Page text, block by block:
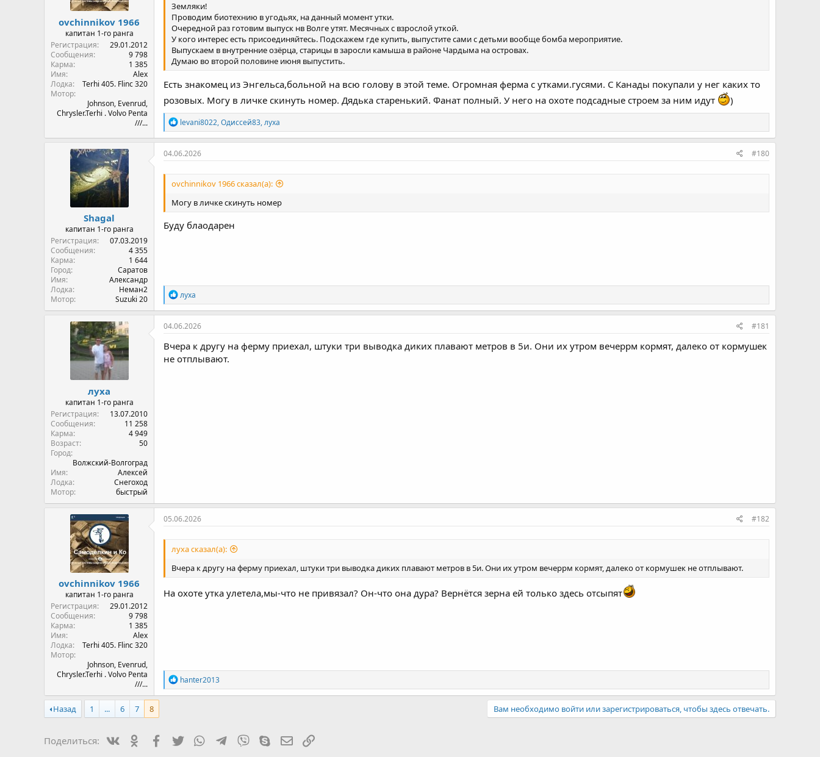
ovchinnikov 1966
капитан 1-го ранга
Регистрация
29.01.2012
Сообщения
9 798
Карма
1 385
Имя
Alex
Лодка
Terhi 405. Flinc 320
Мотор
Johnson, Evenrud,
Chrysler.Terhi . Volvo Penta
///...
Земляки!
Проводим биотехнию в угодьях, на данный момент утки.
Очередной раз готовим выпуск нв Волге утят. Месячных с взрослой уткой.
У кого интерес есть присоединяйтесь. Подскажем где купить, выпустите сами с детьми вообще бомба мероприятие.
Выпускаем в внутренние озёрца, старицы в заросли камыша в районе Чардыма на островах.
Думаю во второй половине июня выпустить.
Есть знакомец из Энгельса,больной на всю голову в этой теме. Огромная ферма с утками.гусями. С Канады покупали у нег каких то
розовых. Могу в личке скинуть номер. Дядька старенький. Фанат полный. У него на охоте подсадные строем за ним идут
)
Р
е
а
к
levani8022,Одиссей83,луха
Shagal
капитан 1-го ранга
Регистрация
07.03.2019
Сообщения
4 355
Карма
1 644
Город
Саратов
Имя
Александр
Лодка
Неман2
Мотор
Suzuki 20
04.06.2026 #180
ovchinnikov 1966 сказал(а):
Могу в личке скинуть номер
Буду блаодарен
Р
е
а
к
и
и
:
луха
луха
капитан 1-го ранга
Регистрация
13.07.2010
Сообщения
11 258
Карма
4 949
Возраст
50
Город
Волжский-Волгоград
Имя
Алексей
Лодка
Снегоход
Мотор
быстрый
04.06.2026 #181
Вчера к другу на ферму приехал, штуки три выводка диких плавают метров в 5и. Они их утром вечеррм кормят, далеко от кормушек
не отплывают.
ovchinnikov 1966
капитан 1-го ранга
Регистрация
29.01.2012
Сообщения
9 798
Карма
1 385
Имя
Alex
Лодка
Terhi 405. Flinc 320
Мотор
Johnson, Evenrud,
Chrysler.Terhi . Volvo Penta
///...
05.06.2026 #182
луха сказал(а):
Вчера к другу на ферму приехал, штуки три выводка диких плавают метров в 5и. Они их утром вечеррм кормят, далеко от кормушек не отплывают.
На охоте утка улетела,мы-что не привязал? Он-что она дура? Вернётся зерна ей только здесь отсыпят
Р
е
а
и
:
hanter2013
Назад 1 ... 6 7 8 Вам необходимо войти или зарегистрироваться, чтобы здесь отвечать.
Поделиться: ВконтактеОдноклассники
Facebook
Twitter WhatsApp
Telegram
Viber SkypeЭлектронная почта
Ссылка